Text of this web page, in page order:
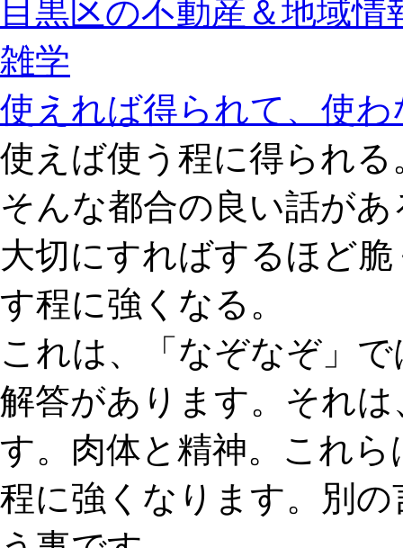
目黒区の不動産＆地域情
雑学
使えれば得られて、使
使えば使う程に得られる
そんな都合の良い話が
大切にすればするほど
す程に強くなる。
これは、「なぞなぞ」
解答があります。それ
す。肉体と精神。これ
程に強くなります。別